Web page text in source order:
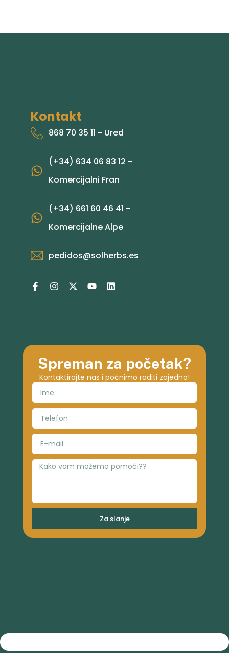
Kontakt
868 70 35 11 - Ured
(+34) 634 06 83 12 -
Komercijalni Fran
(+34) 661 60 46 41 -
Komercijalne Alpe
pedidos@solherbs.es
Spreman za početak?
Kontaktirajte nas i počnimo raditi zajedno!
Za slanje